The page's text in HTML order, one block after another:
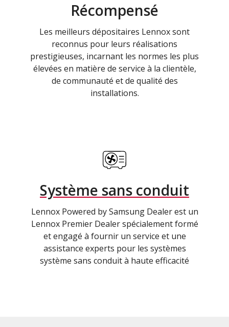
Récompensé
Les meilleurs dépositaires Lennox sont
reconnus pour leurs réalisations
prestigieuses, incarnant les normes les plus
élevées en matière de service à la clientèle,
de communauté et de qualité des
installations.
Système sans conduit
Lennox Powered by Samsung Dealer est un
Lennox Premier Dealer spécialement formé
et engagé à fournir un service et une
assistance experts pour les systèmes
système sans conduit à haute efficacité